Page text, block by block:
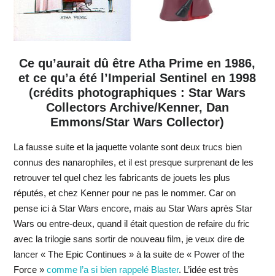
Ce qu’aurait dû être Atha Prime en 1986,
et ce qu’a été l’Imperial Sentinel en 1998
(crédits photographiques : Star Wars
Collectors Archive/Kenner, Dan
Emmons/Star Wars Collector)
La fausse suite et la jaquette volante sont deux trucs bien
connus des nanarophiles, et il est presque surprenant de les
retrouver tel quel chez les fabricants de jouets les plus
réputés, et chez Kenner pour ne pas le nommer. Car on
pense ici à Star Wars encore, mais au Star Wars après Star
Wars ou entre-deux, quand il était question de refaire du fric
avec la trilogie sans sortir de nouveau film, je veux dire de
lancer « The Epic Continues » à la suite de « Power of the
Force » comme l’a si bien rappelé Blaster. L’idée est très